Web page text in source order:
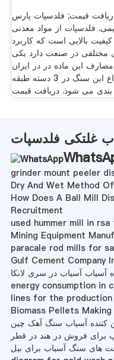
قیمت; فلدسپات پارس
فلدسپات از مواد معدنی
کیفیت بالایی است که کاربرد
مختلفی در صنعت دارد یکی
مصارف این ماده در در ایران
انواع این سنگ در 3 دسته طبقه
بندی می شود. دریافت قیمت
grinder mount peeler
Dry And Wet Method
How Does A Ball Mill
Recruitment
used hummer mill in
Mining Equipment
paracale rod mills for
Gulf Cement Company
آسیاب آسیاب در سری لانکا
energy consumption in
lines for the
Biomass Pellets
کننده آسیاب سنگ آهک چین
برای فروش در هند در قطر
های سنگ آسیاب برای بیل